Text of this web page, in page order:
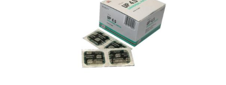
Подобрать аналог